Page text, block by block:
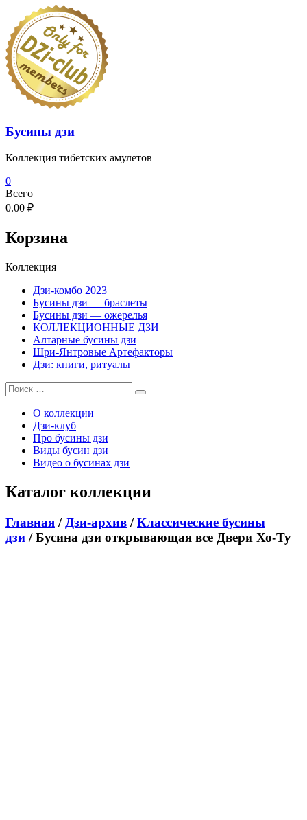
Перейти
содержимому
Бусины дзи
Коллекция тибетских амулетов
0
Всего
0.00 ₽
Корзина
Коллекция
Дзи-комбо 2023
Бусины дзи — браслеты
Бусины дзи — ожерелья
КОЛЛЕКЦИОННЫЕ ДЗИ
Алтарные бусины дзи
Шри-Янтровые Артефакторы
Дзи: книги, ритуалы
О коллекции
Дзи-клуб
Про бусины дзи
Виды бусин дзи
Видео о бусинах дзи
Каталог коллекции
Главная / Дзи-архив /Классические бусины
дзи / Бусина дзи открывающая все Двери Хо-Ту